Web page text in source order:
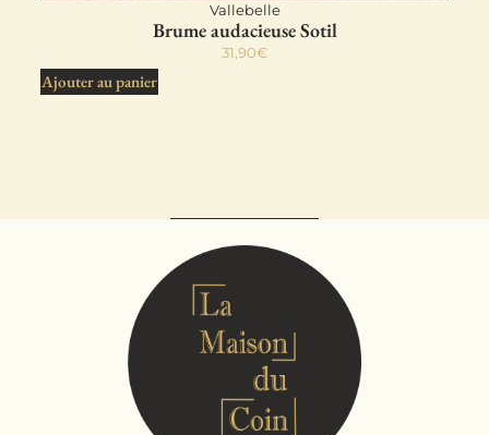
Vallebelle
Brume audacieuse Sotil
31,90€
Ajouter au panier